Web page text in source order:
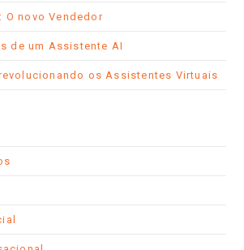
O novo Vendedor
de um Assistente AI
os Assistentes Virtuais